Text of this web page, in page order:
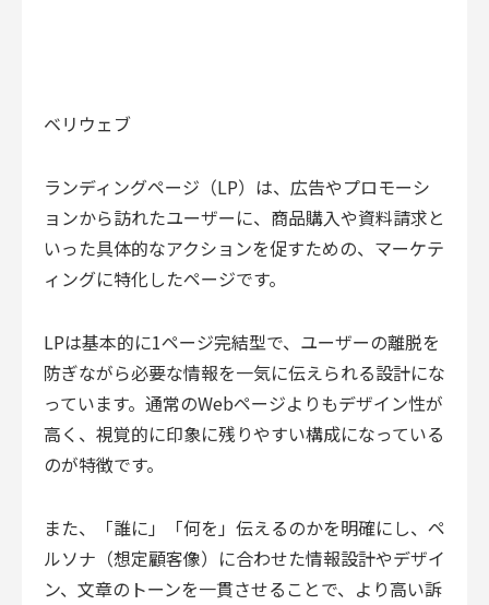
ベリウェブ
ランディングページ（LP）は、広告やプロモーシ
ョンから訪れたユーザーに、商品購入や資料請求と
いった具体的なアクションを促すための、マーケテ
ィングに特化したページです。
LPは基本的に1ページ完結型で、ユーザーの離脱を
防ぎながら必要な情報を一気に伝えられる設計にな
っています。通常のWebページよりもデザイン性が
高く、視覚的に印象に残りやすい構成になっている
のが特徴です。
また、「誰に」「何を」伝えるのかを明確にし、ペ
ルソナ（想定顧客像）に合わせた情報設計やデザイ
ン、文章のトーンを一貫させることで、より高い訴